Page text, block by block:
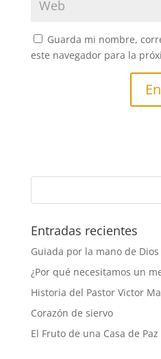
Guarda mi nombre,
este navegador para la
Entradas recientes
Guiada por la mano de Dios
¿Por qué necesitamos un
Historia del Pastor Victor
Corazón de siervo
El Fruto de una Casa de Paz